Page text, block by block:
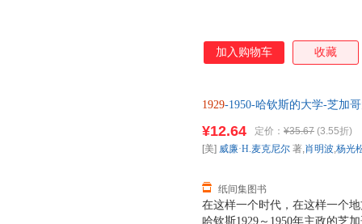
加入购物车 收藏
1929-1950-哈钦斯的大学-芝加
在这样一个时代，在这样一个
哈钦斯1929～1950年主政的芝
¥12.64 定价： ¥35.67 (3.55折)
纸间集图书
[美] 威廉·H.麦克尼尔 著,肖明波,杨光